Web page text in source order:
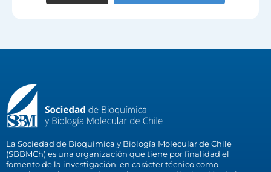
La Sociedad de Bioquímica y Biología Molecular de Chile
(SBBMCh) es una organización que tiene por finalidad el
fomento de la investigación, en carácter técnico como